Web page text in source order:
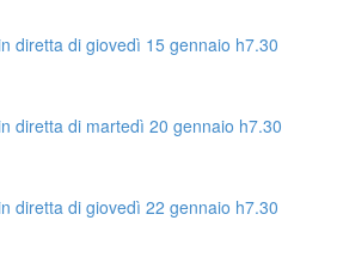
diretta di giovedì 15 gennaio h7.30
diretta di martedì 20 gennaio h7.30
diretta di giovedì 22 gennaio h7.30